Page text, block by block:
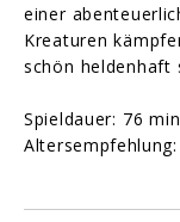
einer
Kreaturen
schön heldenhaft
Spieldauer: 76 min